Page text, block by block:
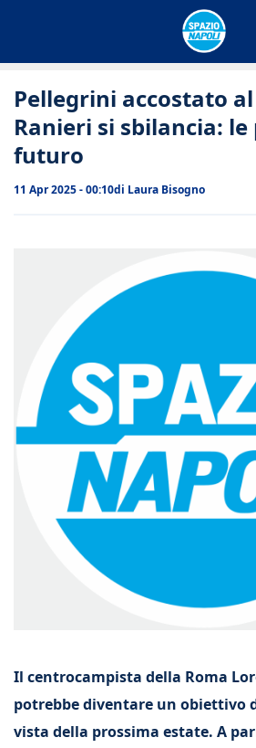
Pellegrini accostato
Ranieri si sbilancia:
futuro
11 Apr 2025 - 00:10di Laura Bisogno
Il centrocampista della Roma
potrebbe diventare un obiettivo
vista della prossima estate. A